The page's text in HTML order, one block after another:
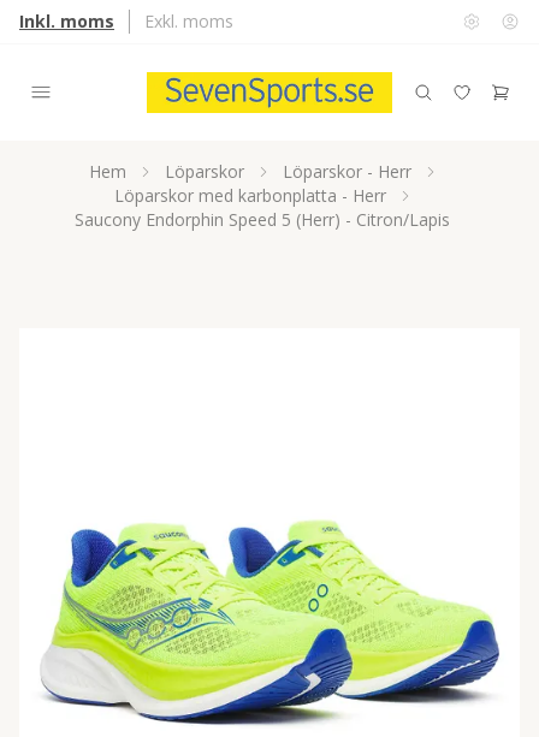
Inkl. moms Exkl. moms
Hem Löparskor
Löparskor - Herr
Löparskor med karbonplatta - Herr
Saucony Endorphin Speed 5 (Herr) - Citron/Lapis